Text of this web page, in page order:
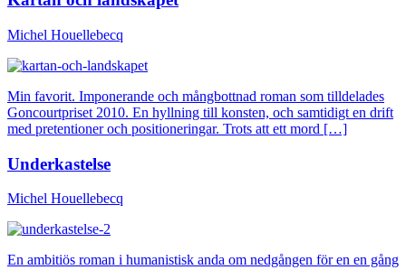
Michel Houellebecq
Min favorit. Imponerande och mångbottnad roman som tilldelades
Goncourtpriset 2010. En hyllning till konsten, och samtidigt en drift
med pretentioner och positioneringar. Trots att ett mord […]
Underkastelse
Michel Houellebecq
En ambitiös roman i humanistisk anda om nedgången för en en gång